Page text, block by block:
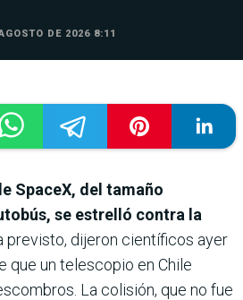
DE 2026 8:11
SpaceX, del tamaño
se estrelló contra la
previsto, dijeron científicos ayer
que un telescopio en Chile
La colisión, que no fue